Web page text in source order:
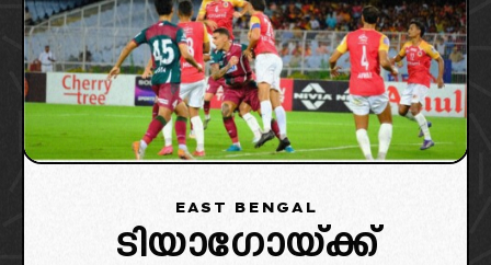
EAST BENGAL
ടിയാഗോയ്ക്ക്